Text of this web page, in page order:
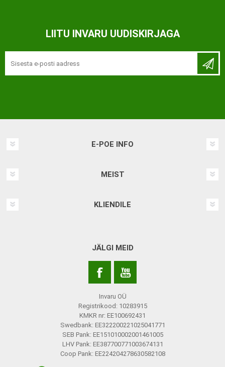
LIITU INVARU UUDISKIRJAGA
E-POE INFO
MEIST
KLIENDILE
JÄLGI MEID
Invaru OÜ
Registrikood: 10283915
KMKR nr: EE100692431
Swedbank: EE322200221025041771
SEB Pank: EE151010002001461005
LHV Pank: EE387700771003674131
Coop Pank: EE224204278630582108